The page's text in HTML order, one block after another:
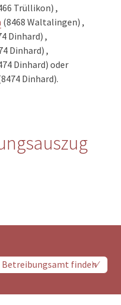
Trüllikon) ,
(8468 Waltalingen) ,
Dinhard) ,
Dinhard) ,
Dinhard) oder
Dinhard).